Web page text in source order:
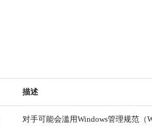
描述
对手可能会滥用Windows管理规范（